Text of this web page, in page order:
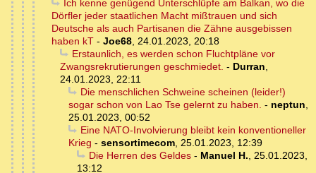
Ich kenne genügend Unterschlüpfe am Balkan, wo die
Dörfler jeder staatlichen Macht mißtrauen und sich
Deutsche als auch Partisanen die Zähne ausgebissen
haben kT - Joe68, 24.01.2023, 20:18
Erstaunlich, es werden schon Fluchtpläne vor
Zwangsrekrutierungen geschmiedet. - Durran,
24.01.2023, 22:11
Die menschlichen Schweine scheinen (leider!)
sogar schon von Lao Tse gelernt zu haben. - neptun,
25.01.2023, 00:52
Eine NATO-Involvierung bleibt kein konventioneller
Krieg - sensortimecom, 25.01.2023, 12:39
Die Herren des Geldes- Manuel H., 25.01.2023,
13:12